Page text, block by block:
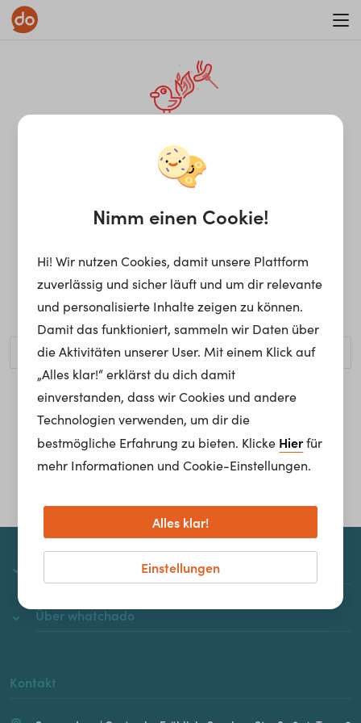
¡Ay, caramba! Seite nicht
gefunden.
Ups, die gewünschte Seite kann nicht gefunden werden.
Möchtest du nach einem bestimmten Begriff suchen?
Homepage
Über whatchado
Kontakt
Nimm einen Cookie!
Hi! Wir nutzen Cookies, damit unsere Plattform
zuverlässig und sicher läuft und um dir relevante
und personalisierte Inhalte zeigen zu können.
Damit das funktioniert, sammeln wir Daten über
die Aktivitäten unserer User. Mit einem Klick auf
„Alles klar!“ erklärst du dich damit
einverstanden, dass wir Cookies und andere
Technologien verwenden, um dir die
bestmögliche Erfahrung zu bieten. Klicke Hierfür
mehr Informationen und Cookie-Einstellungen.
Einstellungen
Alles klar!